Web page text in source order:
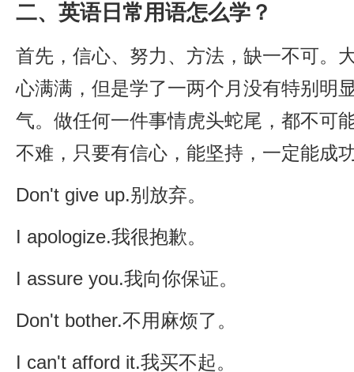
二、英语日常用语怎么学？
首先，信心、努力、方法，缺一不可。
心满满，但是学了一两个月没有特别明
气。做任何一件事情虎头蛇尾，都不可
不难，只要有信心，能坚持，一定能成
Don't give up.别放弃。
I apologize.我很抱歉。
I assure you.我向你保证。
Don't bother.不用麻烦了。
I can't afford it.我买不起。